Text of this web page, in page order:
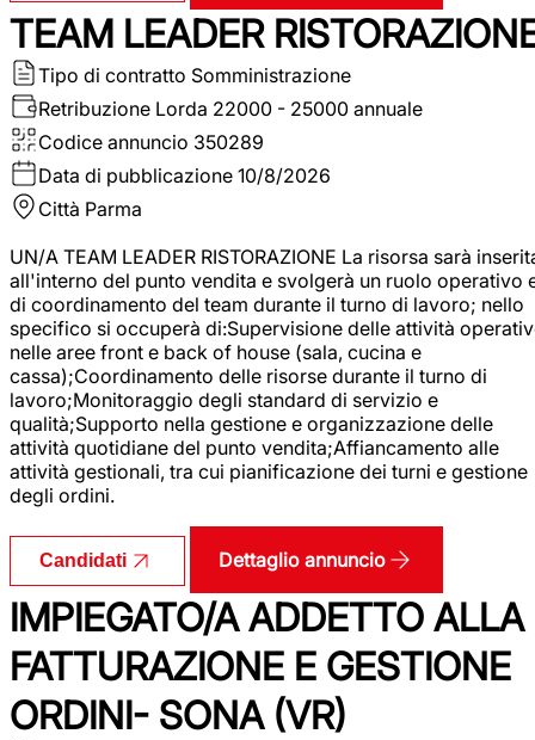
TEAM LEADER
Tipo di contratto Somministrazione
Retribuzione Lorda 22000 - 25000 annuale
Codice annuncio 350289
Data di pubblicazione 10/8/2026
Città Parma
UN/A TEAM LEADER RISTORAZIONE La risorsa sarà
all'interno del punto vendita e svolgerà un ruolo operativo
di coordinamento del team durante il turno di lavoro; nello
specifico si occuperà di:Supervisione delle attività
nelle aree front e back of house (sala, cucina e
cassa);Coordinamento delle risorse durante il turno di
lavoro;Monitoraggio degli standard di servizio e
qualità;Supporto nella gestione e organizzazione delle
attività quotidiane del punto vendita;Affiancamento alle
attività gestionali, tra cui pianificazione dei turni e gestione
degli ordini.
Candidati Dettaglio annuncio
IMPIEGATO/A ADDETTO ALLA
FATTURAZIONE E GESTIONE
ORDINI- SONA (VR)